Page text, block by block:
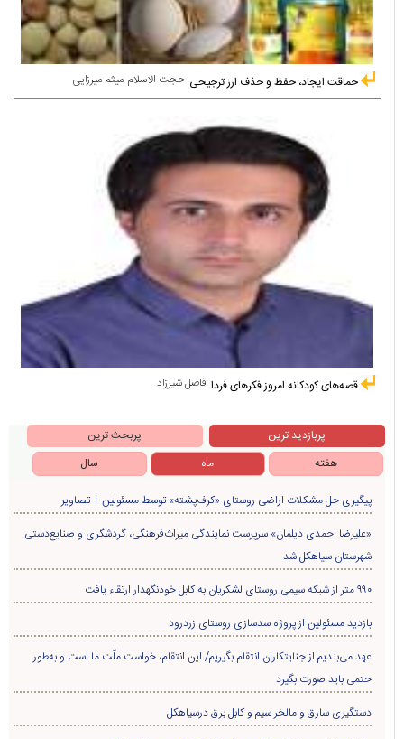
حجت الاسلام میثم میرزایی حماقت ایجاد، حفظ و حذف ارز ترجیحی
فاضل شیرزاد قصه‌های کودکانه امروز فکرهای فردا
پربازدید ترین
پربحث ترین
هفته
ماه سال
پیگیری حل مشکلات اراضی روستای «کرف‌پشته» توسط مسئولین + تصاویر
«علیرضا احمدی دیلمان» سرپرست نمایندگی میراث‌فرهنگی، گردشگری و صنایع‌دستی
شهرستان سیاهکل شد
۹۹۰ متر از شبکه سیمی روستای لشکریان به کابل خودنگهدار ارتقاء یافت
بازدید مسئولین از پروژه سدسازی روستای زردرود
عهد می‌بندیم از جنایتکاران انتقام بگیریم/ این انتقام، خواست ملّت ما است و به‌طور
حتمی باید صورت بگیرد
دستگیری سارق و مالخر سیم و کابل برق درسیاهکل